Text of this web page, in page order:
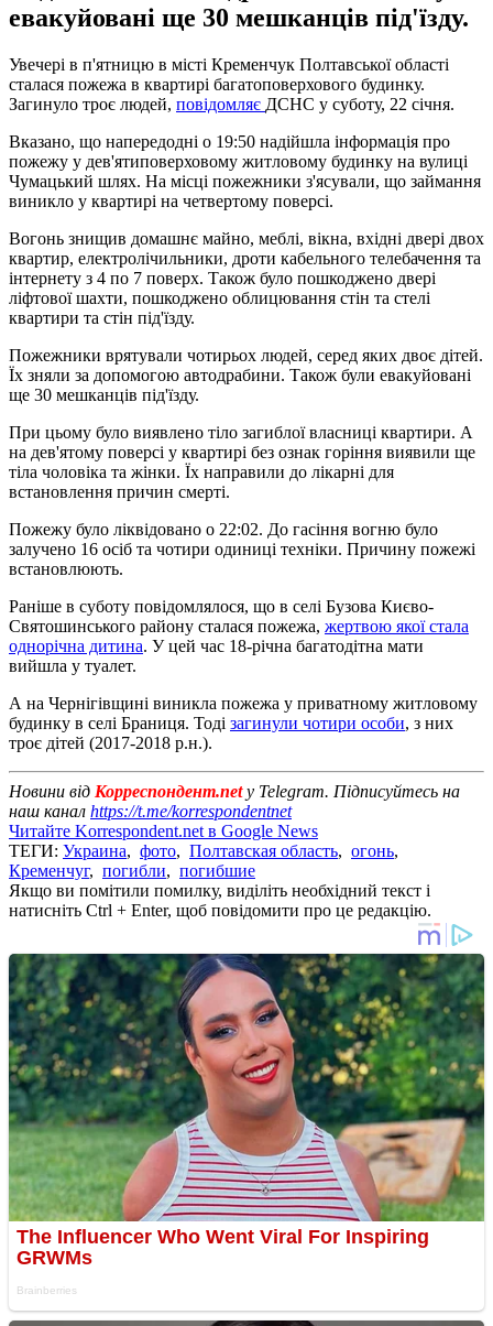
евакуйовані ще 30 мешканців під'їзду.
Увечері в п'ятницю в місті Кременчук Полтавської області
сталася пожежа в квартирі багатоповерхового будинку.
Загинуло троє людей, повідомляє ДСНС у суботу, 22 січня.
Вказано, що напередодні о 19:50 надійшла інформація про
пожежу у дев'ятиповерховому житловому будинку на вулиці
Чумацький шлях. На місці пожежники з'ясували, що займання
виникло у квартирі на четвертому поверсі.
Вогонь знищив домашнє майно, меблі, вікна, вхідні двері двох
квартир, електролічильники, дроти кабельного телебачення та
інтернету з 4 по 7 поверх. Також було пошкоджено двері
ліфтової шахти, пошкоджено облицювання стін та стелі
квартири та стін під'їзду.
Пожежники врятували чотирьох людей, серед яких двоє дітей.
Їх зняли за допомогою автодрабини. Також були евакуйовані
ще 30 мешканців під'їзду.
При цьому було виявлено тіло загиблої власниці квартири. А
на дев'ятому поверсі у квартирі без ознак горіння виявили ще
тіла чоловіка та жінки. Їх направили до лікарні для
встановлення причин смерті.
Пожежу було ліквідовано о 22:02. До гасіння вогню було
залучено 16 осіб та чотири одиниці техніки. Причину пожежі
встановлюють.
Раніше в суботу повідомлялося, що в селі Бузова Києво-
Святошинського району сталася пожежа, жертвою якої стала
однорічна дитина. У цей час 18-річна багатодітна мати
вийшла у туалет.
А на Чернігівщині виникла пожежа у приватному житловому
будинку в селі Браниця. Тоді загинули чотири особи, з них
троє дітей (2017-2018 р.н.).
Новини від Корреспондент.netу Telegram. Підписуйтесь на
наш канал https://t.me/korrespondentnet
Читайте Korrespondent.net в Google News
ТЕГИ: Украина, фото, Полтавская область, огонь,
Кременчуг, погибли, погибшие
Якщо ви помітили помилку, виділіть необхідний текст і
натисніть Ctrl + Enter, щоб повідомити про це редакцію.